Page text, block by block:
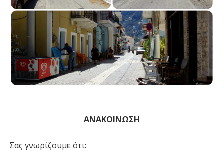
ΑΝΑΚΟΙΝΩΣΗ
Σας γνωρίζουμε ότι: